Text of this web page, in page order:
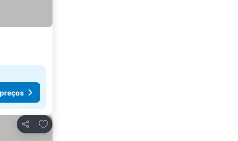
Partilhar
Adicionar aos favoritos